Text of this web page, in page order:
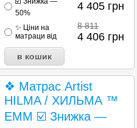
50%
4 405 грн
✨ Ціни на
матраци від
8 811
4 406 грн
❖ Матрас Artist
HILMA / ХИЛЬМА ™
ЕММ ☑️ Знижка —